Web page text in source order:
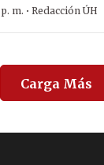
m. · Redacción ÚH
Carga Más